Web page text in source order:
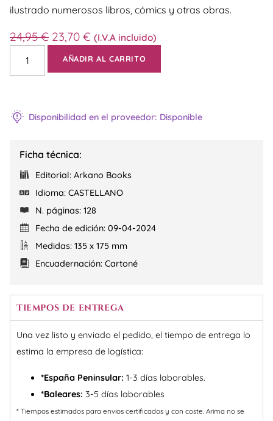
ilustrado numerosos libros, cómics y otras obras.
24,95€ 23,70 € (I.V.A incluido)
AÑADIR AL CARRITO
Disponibilidad en el proveedor: Disponible
Ficha técnica:
Editorial: Arkano Books
Idioma: CASTELLANO
N. páginas: 128
Fecha de edición: 09-04-2024
Medidas: 135 x 175 mm
Encuadernación: Cartoné
Tiempos de entrega
Una vez listo y enviado el pedido, el tiempo de entrega lo
estima la empresa de logística:
*España Peninsular: 1-3 días laborables.
*Baleares: 3-5 días laborables
* Tiempos estimados para envíos certificados y con coste. Arima no se